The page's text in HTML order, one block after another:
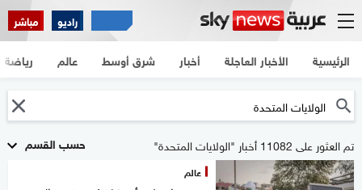
راديو مباشر
الرئيسية الأخبار العاجلة أخبار شرق أوسط عالم رياضة
حسب القسم تم العثور على 11082 أخبار "الولايات المتحدة"
عالم